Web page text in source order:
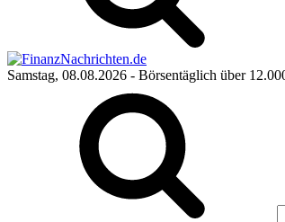
Samstag, 08.08.2026 - Börsentäglich über